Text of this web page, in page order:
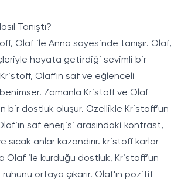
Tanıştı?
Olaf ile Anna sayesinde tanışır. Olaf,
hayata getirdiği sevimli bir
Olaf’ın saf ve eğlenceli
benimser. Zamanla Kristoff ve Olaf
bir dostluk oluşur. Özellikle Kristoff’un
saf enerjisi arasındaki kontrast,
sıcak anlar kazandırır. kristoff karlar
Olaf ile kurduğu dostluk, Kristoff’un
ortaya çıkarır. Olaf'ın pozitif